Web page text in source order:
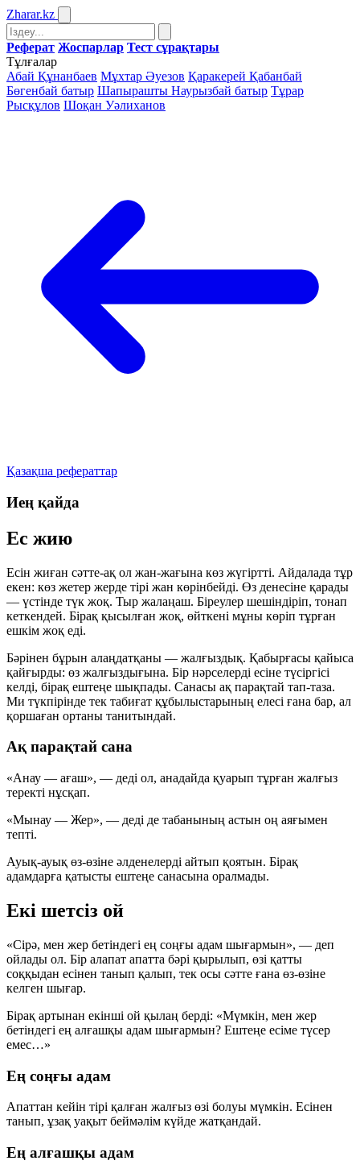
Zharar.kz
Реферат Жоспарлар Тест сұрақтары
Тұлғалар
Абай Құнанбаев Мұхтар Әуезов Қаракерей Қабанбай
Бөгенбай батыр Шапырашты Наурызбай батыр Тұрар
Рысқұлов Шоқан Уәлиханов
Қазақша рефераттар
Иең қайда
Ес жию
Есін жиған сәтте-ақ ол жан-жағына көз жүгіртті. Айдалада тұр
екен: көз жетер жерде тірі жан көрінбейді. Өз денесіне қарады
— үстінде түк жоқ. Тыр жалаңаш. Біреулер шешіндіріп, тонап
кеткендей. Бірақ қысылған жоқ, өйткені мұны көріп тұрған
ешкім жоқ еді.
Бәрінен бұрын алаңдатқаны — жалғыздық. Қабырғасы қайыса
қайғырды: өз жалғыздығына. Бір нәрселерді есіне түсіргісі
келді, бірақ ештеңе шықпады. Санасы ақ парақтай тап-таза.
Ми түкпірінде тек табиғат құбылыстарының елесі ғана бар, ал
қоршаған ортаны танитындай.
Ақ парақтай сана
«Анау — ағаш», — деді ол, анадайда қуарып тұрған жалғыз
теректі нұсқап.
«Мынау — Жер», — деді де табанының астын оң аяғымен
тепті.
Ауық-ауық өз-өзіне әлденелерді айтып қоятын. Бірақ
адамдарға қатысты ештеңе санасына оралмады.
Екі шетсіз ой
«Сірә, мен жер бетіндегі ең соңғы адам шығармын», — деп
ойлады ол. Бір алапат апатта бәрі қырылып, өзі қатты
соққыдан есінен танып қалып, тек осы сәтте ғана өз-өзіне
келген шығар.
Бірақ артынан екінші ой қылаң берді: «Мүмкін, мен жер
бетіндегі ең алғашқы адам шығармын? Ештеңе есіме түсер
емес…»
Ең соңғы адам
Апаттан кейін тірі қалған жалғыз өзі болуы мүмкін. Есінен
танып, ұзақ уақыт беймәлім күйде жатқандай.
Ең алғашқы адам